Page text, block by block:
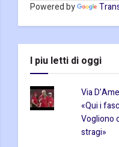
Powered by
I piu letti di oggi
Via
«Qui i
Vogliono
stragi»